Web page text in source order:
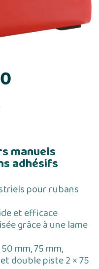
manuels
adhésifs
pour rubans
et efficace
grâce à une lame
mm, 75 mm,
double piste 2 × 75